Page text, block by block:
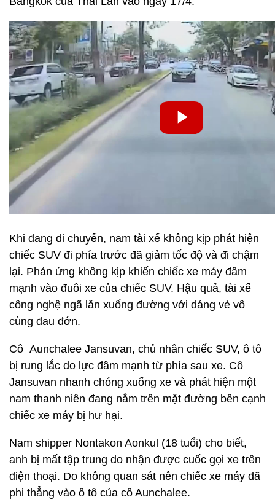
Khi đang di chuyển, nam tài xế không kịp phát hiện
chiếc SUV đi phía trước đã giảm tốc độ và đi chậm
lại. Phản ứng không kịp khiến chiếc xe máy đâm
mạnh vào đuôi xe của chiếc SUV. Hậu quả, tài xế
công nghệ ngã lăn xuống đường với dáng vẻ vô
cùng đau đớn.
Cô Aunchalee Jansuvan, chủ nhân chiếc SUV, ô tô
bị rung lắc do lực đâm mạnh từ phía sau xe. Cô
Jansuvan nhanh chóng xuống xe và phát hiện một
nam thanh niên đang nằm trên mặt đường bên cạnh
chiếc xe máy bị hư hại.
Nam shipper Nontakon Aonkul (18 tuổi) cho biết,
anh bị mất tập trung do nhận được cuốc gọi xe trên
điện thoại. Do không quan sát nên chiếc xe máy đã
phi thẳng vào ô tô của cô Aunchalee.